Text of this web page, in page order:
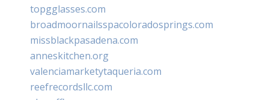
topgglasses.com
broadmoornailsspacoloradosprings.com
missblackpasadena.com
anneskitchen.org
valenciamarketytaqueria.com
reefrecordsllc.com